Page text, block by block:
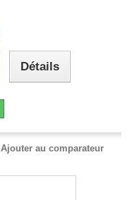
Détails
Ajouter au comparateur